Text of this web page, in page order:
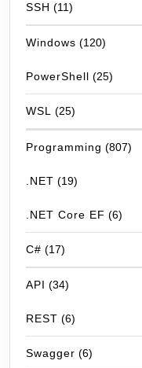
SSH (11)
Windows (120)
PowerShell (25)
WSL (25)
Programming (807)
.NET (19)
.NET Core EF (6)
C# (17)
API (34)
REST (6)
Swagger (6)